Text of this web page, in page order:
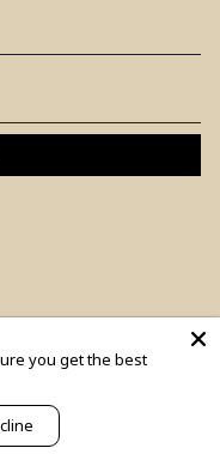
יש לך שאלה? כתבי
you get the best